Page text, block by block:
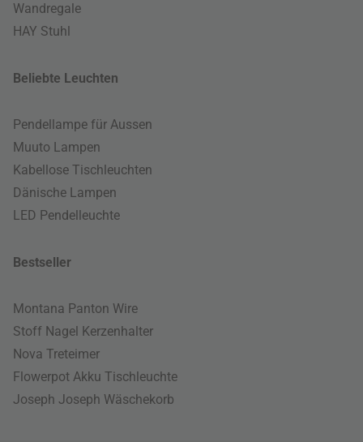
Wandregale
HAY Stuhl
Beliebte Leuchten
Pendellampe für Aussen
Muuto Lampen
Kabellose Tischleuchten
Dänische Lampen
LED Pendelleuchte
Bestseller
Montana Panton Wire
Stoff Nagel Kerzenhalter
Nova Treteimer
Flowerpot Akku Tischleuchte
Joseph Joseph Wäschekorb